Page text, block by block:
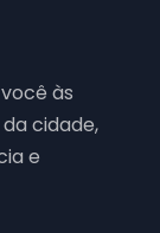
às
cidade,
e